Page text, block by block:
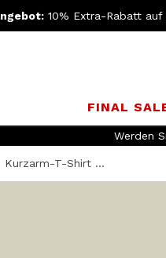
10% Extra-Rabatt
FINAL
Werden
Kurzarm-T-Shirt ...